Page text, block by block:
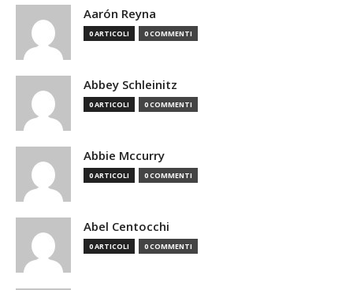
Aarón Reyna
0 ARTICOLI 0 COMMENTI
Abbey Schleinitz
0 ARTICOLI 0 COMMENTI
Abbie Mccurry
0 ARTICOLI 0 COMMENTI
Abel Centocchi
0 ARTICOLI 0 COMMENTI